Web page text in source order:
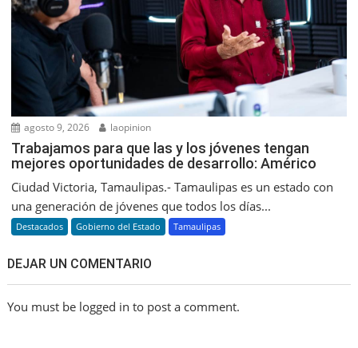
agosto 9, 2026 laopinion
Trabajamos para que las y los jóvenes tengan
mejores oportunidades de desarrollo: Américo
Ciudad Victoria, Tamaulipas.- Tamaulipas es un estado con
una generación de jóvenes que todos los días...
Destacados Gobierno del Estado Tamaulipas
DEJAR UN COMENTARIO
You must be logged in to post a comment.